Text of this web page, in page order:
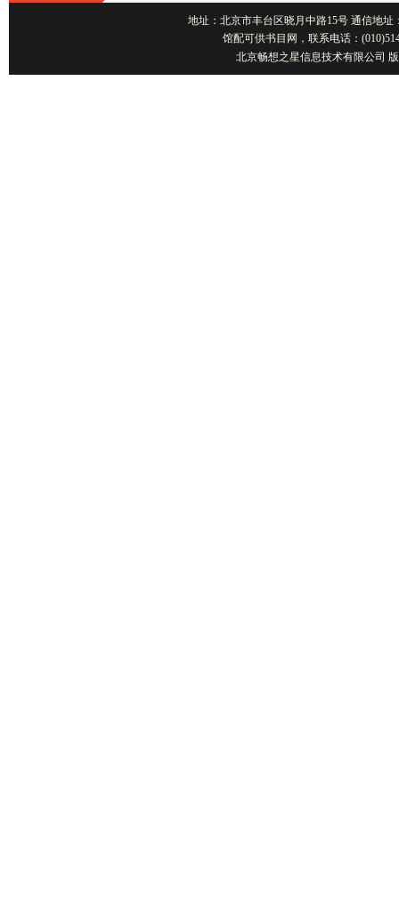
地址：北京市丰台区晓月中路15号 通信地址
馆配可供书目网，联系电话：
北京畅想之星信息技术有限公司